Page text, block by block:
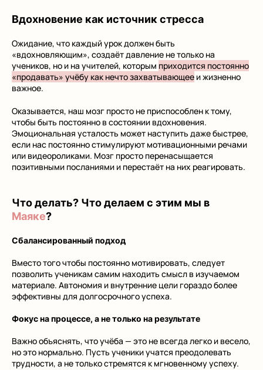
Вдохновение как источник стресса
Ожидание, что каждый урок должен быть
«вдохновляющим», создаёт давление не только на
учеников, но и на учителей, которым приходится постоянно
«продавать» учёбу как нечто захватывающее и жизненно
важное.
Оказывается, наш мозг просто не приспособлен к тому,
чтобы быть постоянно в состоянии вдохновения.
Эмоциональная усталость может наступить даже быстрее,
если нас постоянно стимулируют мотивационными речами
или видеороликами. Мозг просто перенасыщается
позитивными посланиями и перестаёт на них реагировать.
Что делать? Что делаем с этим мы в
Маяке?
Сбалансированный подход
Вместо того чтобы постоянно мотивировать, следует
позволить ученикам самим находить смысл в изучаемом
материале. Автономия и внутренние цели гораздо более
эффективны для долгосрочного успеха.
Фокус на процессе, а не только на результате
Важно объяснять, что учёба — это не всегда легко и весело,
но это нормально. Пусть ученики учатся преодолевать
трудности, а не только стремятся к мгновенному успеху.